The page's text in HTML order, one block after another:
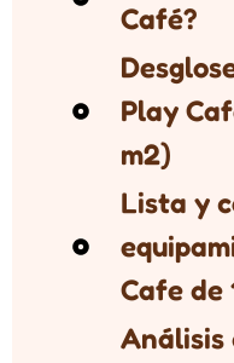
Café?
Play
m2)
Lista y
Cafe de
Análisis